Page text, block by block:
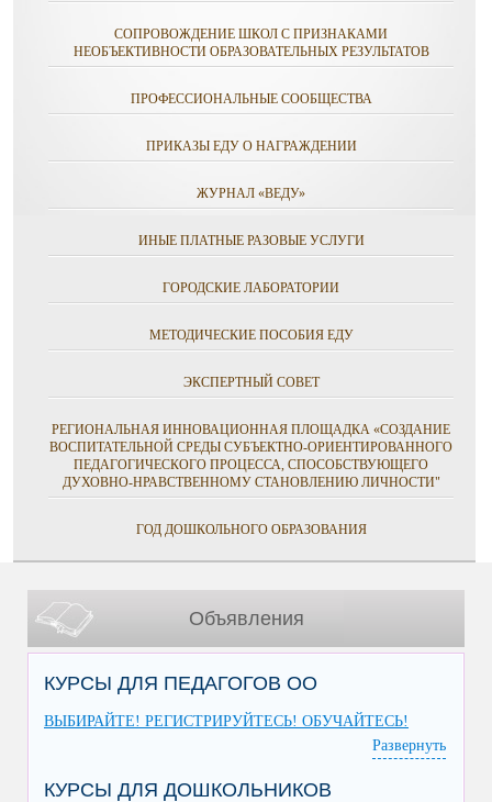
СОПРОВОЖДЕНИЕ ШКОЛ С ПРИЗНАКАМИ
НЕОБЪЕКТИВНОСТИ ОБРАЗОВАТЕЛЬНЫХ РЕЗУЛЬТАТОВ
ПРОФЕССИОНАЛЬНЫЕ СООБЩЕСТВА
ПРИКАЗЫ ЕДУ О НАГРАЖДЕНИИ
ЖУРНАЛ «ВЕДУ»
ИНЫЕ ПЛАТНЫЕ РАЗОВЫЕ УСЛУГИ
ГОРОДСКИЕ ЛАБОРАТОРИИ
МЕТОДИЧЕСКИЕ ПОСОБИЯ ЕДУ
ЭКСПЕРТНЫЙ СОВЕТ
РЕГИОНАЛЬНАЯ ИННОВАЦИОННАЯ ПЛОЩАДКА «СОЗДАНИЕ
ВОСПИТАТЕЛЬНОЙ СРЕДЫ СУБЪЕКТНО-ОРИЕНТИРОВАННОГО
ПЕДАГОГИЧЕСКОГО ПРОЦЕССА, СПОСОБСТВУЮЩЕГО
ДУХОВНО-НРАВСТВЕННОМУ СТАНОВЛЕНИЮ ЛИЧНОСТИ"
ГОД ДОШКОЛЬНОГО ОБРАЗОВАНИЯ
Объявления
КУРСЫ ДЛЯ ПЕДАГОГОВ ОО
ВЫБИРАЙТЕ! РЕГИСТРИРУЙТЕСЬ! ОБУЧАЙТЕСЬ!
Развернуть
КУРСЫ ДЛЯ ДОШКОЛЬНИКОВ